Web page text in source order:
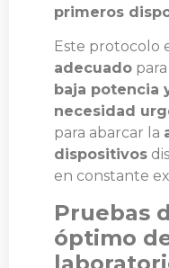
primeros
Este protocolo
adecuado
baja potencia
necesidad
para abarcar la
dispositivos
en constante
Pruebas
óptimo